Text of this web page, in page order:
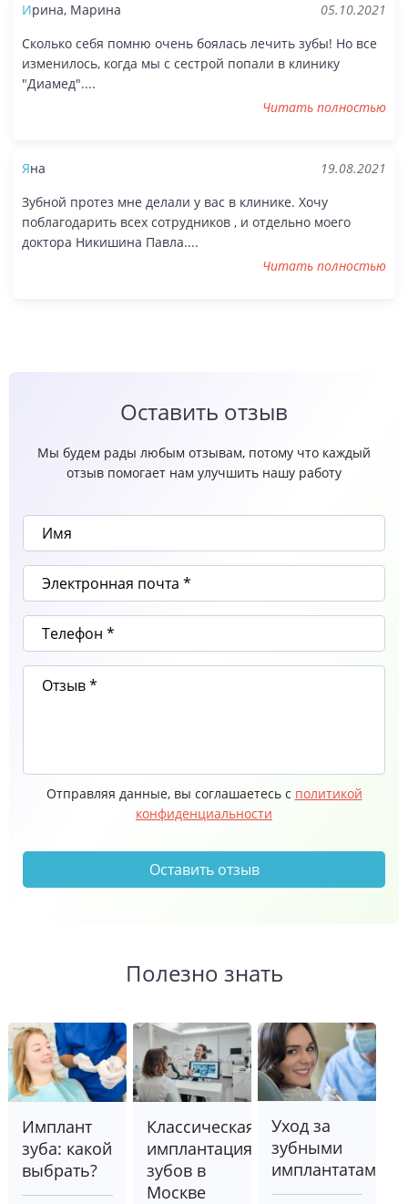
Ирина, Марина
05.10.2021
Сколько себя помню очень боялась лечить зубы! Но все
изменилось, когда мы с сестрой попали в клинику
"Диамед"....
Читать полностью
Яна
19.08.2021
Зубной протез мне делали у вас в клинике. Хочу
поблагодарить всех сотрудников , и отдельно моего
доктора Никишина Павла....
Читать полностью
Оставить отзыв
Мы будем рады любым отзывам, потому что каждый
отзыв помогает нам улучшить нашу работу
Отправляя данные, вы соглашаетесь с политикой
конфиденциальности
Оставить отзыв
Полезно знать
Имплант
зуба: какой
выбрать?
Классическая
имплантация
зубов в
Москве
Уход за
зубными
имплантатами